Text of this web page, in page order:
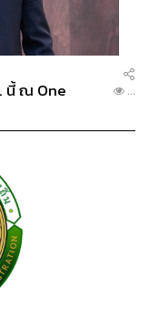
นี้ ณ One
...